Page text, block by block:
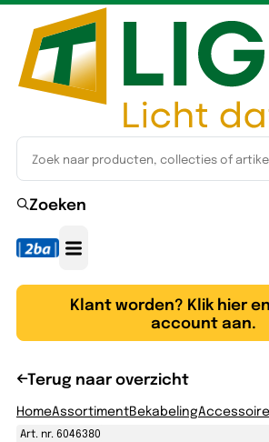
Zoeken
Klant worden? Klik hier
account aan.
Terug naar overzicht
HomeAssortimentBekabeling
Art. nr. 6046380